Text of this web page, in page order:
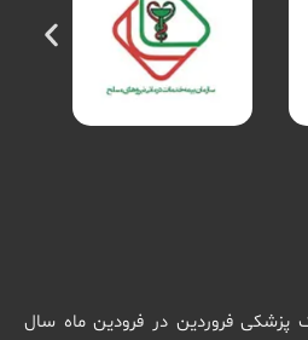
پزشکی فروردین در فرودین ماه سال